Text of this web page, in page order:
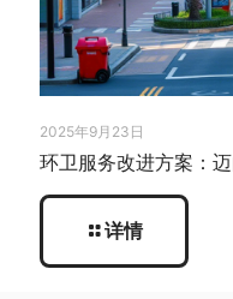
2025年9月23日
环卫服务改进方案：
详情